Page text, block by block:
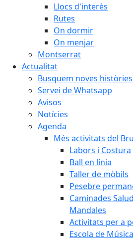
Llocs d'interès
Rutes
On dormir
On menjar
Montserrat
Actualitat
Busquem noves històries
Servei de Whatsapp
Avisos
Notícies
Agenda
Més activitats del
Labors i Costura
Ball en línia
Taller de mòbils
Pesebre
Caminades
Mandales
Activitats per a
Escola de Música